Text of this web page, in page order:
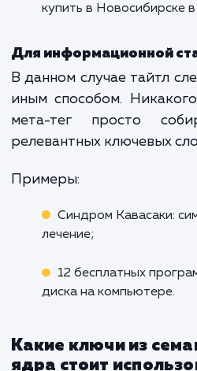
категорий шаблон
Универсального
качестве хороших
следующие формулы:
[Название
цена
Под
транслит бренда